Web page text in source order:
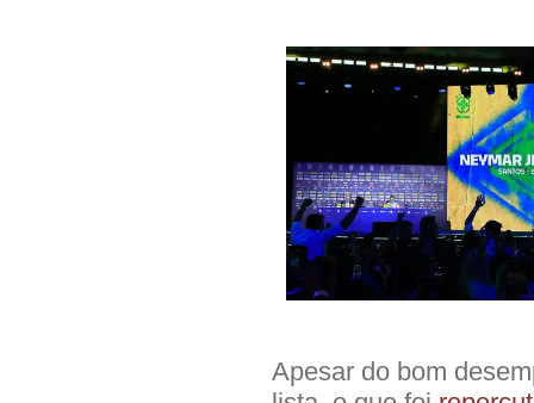
Apesar do bom